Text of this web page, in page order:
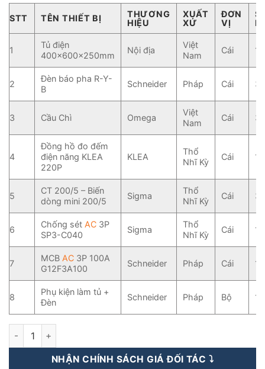
STT TÊN THIẾT BỊ
THƯƠNG
HIỆU
XUẤT
XỨ
ĐƠN
VỊ
1
Tủ điện
400x600x250mm
Nội địa
Việt
Nam
Cái 1
2
Đèn báo pha R-Y-
B
Schneider Pháp Cái 3
3 Cầu Chì Omega
Việt
Nam
Cái 3
4
Đồng hồ đo đếm
điện năng KLEA
220P
KLEA
Thổ
Nhĩ Kỳ
Cái 1
5
CT 200/5 – Biến
dòng mini 200/5
Sigma
Thổ
Nhĩ Kỳ
Cái 3
6
Chống sét AC 3P
SP3-C040
Sigma
Thổ
Nhĩ Kỳ
Cái 1
7
MCB AC 3P 100A
G12F3A100
Schneider Pháp Cái 1
8
Phụ kiện làm tủ +
Đèn
Schneider Pháp Bộ 1
Tủ Điện Hòa Lưới 3 Pha 30KW - 70KW số lượng
NHẬN CHÍNH SÁCH GIÁ ĐỐI TÁC ⤵️